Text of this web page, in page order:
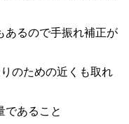
あるので手振れ補正が
のための近くも取れ
であること